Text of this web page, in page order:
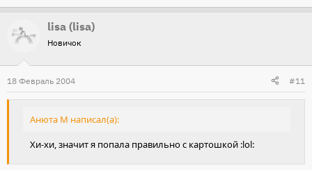
lisa (lisa)
Новичок
18 Февраль 2004 #11
Анюта М написал(а):
Хи-хи, значит я попала правильно с картошкой :lol: